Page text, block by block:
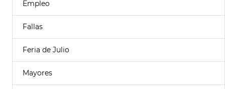
Empleo
Fallas
Feria de Julio
Mayores